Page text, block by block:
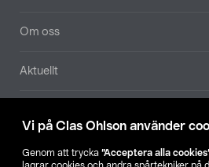
Vi på Clas Ohlson använder
Genom att trycka ”Acceptera alla
Om oss
Aktuellt
Hitta